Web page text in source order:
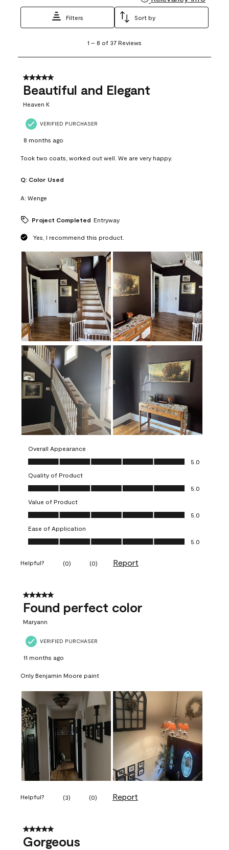
Filters Sort by
8
37
Reviews
1 – 8 of 37 Reviews
5 out of 5 stars.
Beautiful and Elegant
Heaven K
VERIFIED PURCHASER
8 months ago
Took two coats, worked out well. We are very happy.
Q: Color Used
A: Wenge
Project Completed Entryway
Yes, I recommend this product.
Overall Appearance
Overall Appearance, 5.0 out of 5
5.0
Quality of Product
Quality of Product, 5.0 out of 5
5.0
Value of Product
Value of Product, 5.0 out of 5
5.0
Ease of Application
Ease of Application, 5.0 out of 5
5.0
Helpful? (0) (0) Report
5 out of 5 stars.
Found perfect color
Maryann
VERIFIED PURCHASER
11 months ago
Only Benjamin Moore paint
Helpful? (3) (0) Report
5 out of 5 stars.
Gorgeous